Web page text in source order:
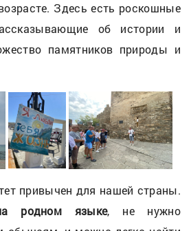
Здесь есть роскошные
об истории и
памятников природы и
привычен для нашей страны.
родном языке, не нужно